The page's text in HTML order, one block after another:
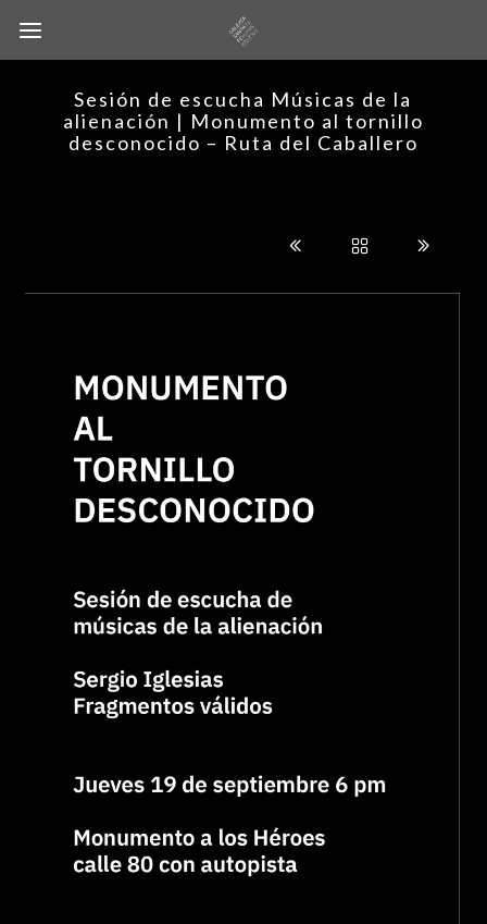
Sesión de escucha Músicas de la
alienación | Monumento al tornillo
desconocido – Ruta del Caballero